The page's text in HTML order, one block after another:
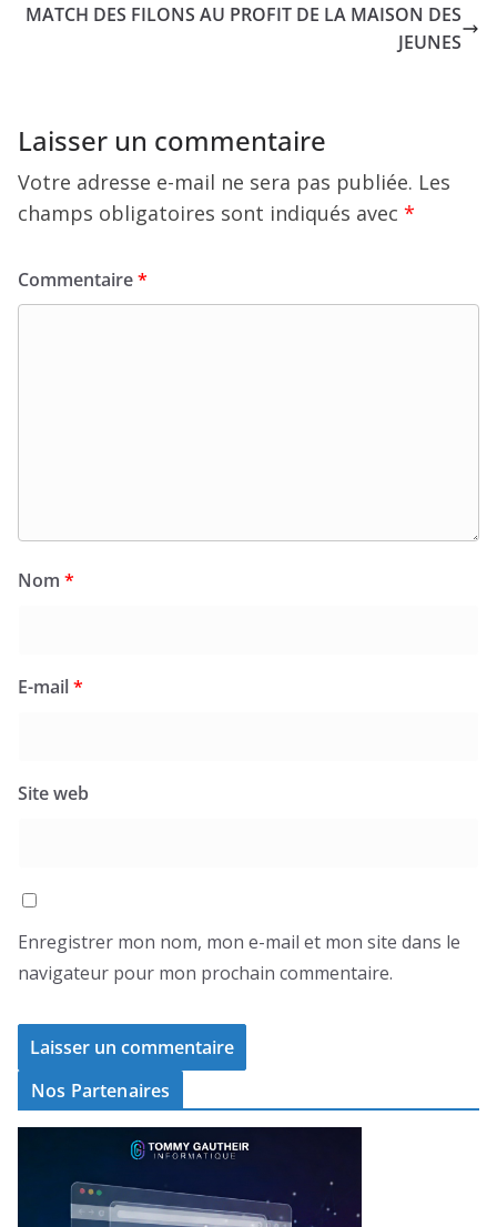
MATCH DES FILONS AU PROFIT DE LA MAISON DES
JEUNES
Laisser un commentaire
Votre adresse e-mail ne sera pas publiée. Les
champs obligatoires sont indiqués avec *
Commentaire*
Nom *
E-mail*
Site web
Enregistrer mon nom, mon e-mail et mon site dans le
navigateur pour mon prochain commentaire.
Nos Partenaires